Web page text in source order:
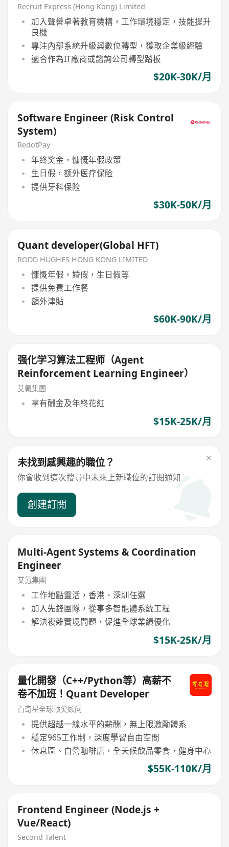
Recruit Express (Hong Kong) Limited
加入聲譽卓著教育機構，工作環境穩定，技能提升
良機
專注內部系統升級與數位轉型，獲取企業級經驗
適合作為IT廠商或諮詢公司轉型踏板
$20K-30K/月
Software Engineer (Risk Control
System)
RedotPay
年终奖金，慷慨年假政策
生日假，额外医疗保险
提供牙科保险
$30K-50K/月
Quant developer(Global HFT)
RODD HUGHES HONG KONG LIMITED
慷慨年假，婚假，生日假等
提供免費工作餐
額外津貼
$60K-90K/月
强化学习算法工程师（Agent
Reinforcement Learning Engineer）
艾氪集團
享有酬金及年終花紅
$15K-25K/月
未找到感興趣的職位？
你會收到這次搜尋中未來上新職位的訂閱通知
創建訂閱
Multi-Agent Systems & Coordination
Engineer
艾氪集團
工作地點靈活，香港、深圳任選
加入先鋒團隊，從事多智能體系統工程
解決複雜實境問題，促進全球業績優化
$15K-25K/月
量化開發（C++/Python等）高薪不
卷不加班！Quant Developer
百奇星全球顶尖顾问
提供超越一線水平的薪酬，無上限激勵體系
穩定965工作制，深度學習自由空間
休息區、自營咖啡店，全天候飲品零食，健身中心
$55K-110K/月
Frontend Engineer (Node.js +
Vue/React)
Second Talent